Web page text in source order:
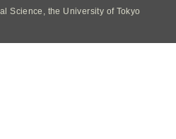
Science, the University of Tokyo